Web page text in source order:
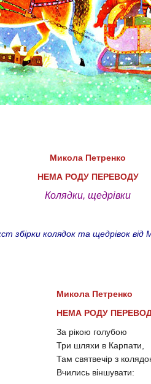
Микола Петренко
НЕМА РОДУ ПЕРЕВОДУ
Колядки, щедрівки
збірки колядок та щедрівок від
Микола Петренко
НЕМА РОДУ
За рікою голубою
Три шляхи в Карпати,
Там святвечір з
Вчились віншувати: